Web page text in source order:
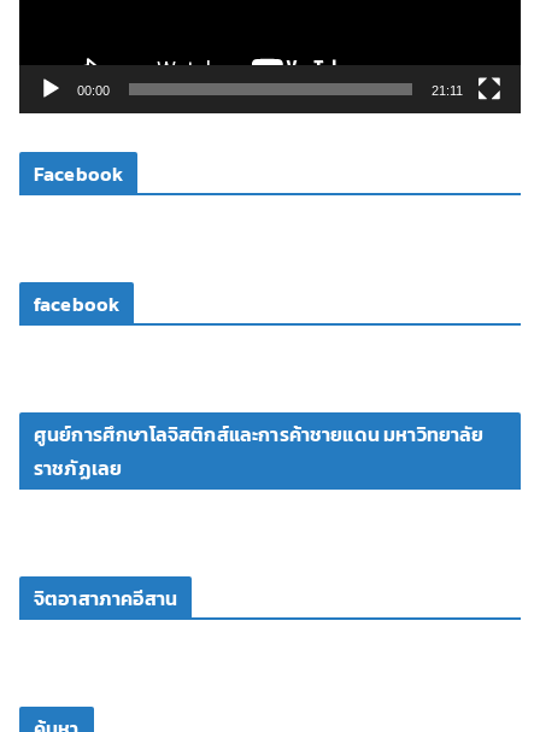
ดี
โ
00:00 21:11
Facebook
facebook
ศูนย์การศึกษาโลจิสติกส์และการค้าชายแดน มหาวิทยาลัย
ราชภัฏเลย
จิตอาสาภาคอีสาน